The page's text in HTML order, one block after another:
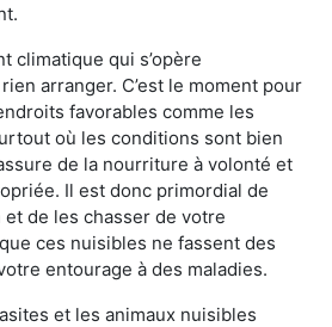
climatique qui s’opère
arranger. C’est le moment pour
favorables comme les
où les conditions sont bien
de la nourriture à volonté et
Il est donc primordial de
de les chasser de votre
ces nuisibles ne fassent des
entourage à des maladies.
et les animaux nuisibles